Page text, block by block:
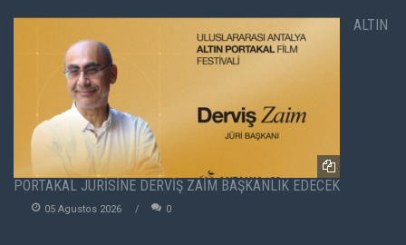
ALTIN
PORTAKAL JÜRİSİNE DERVİŞ ZAİM BAŞKANLIK EDECEK
05 Agustos 2026 0